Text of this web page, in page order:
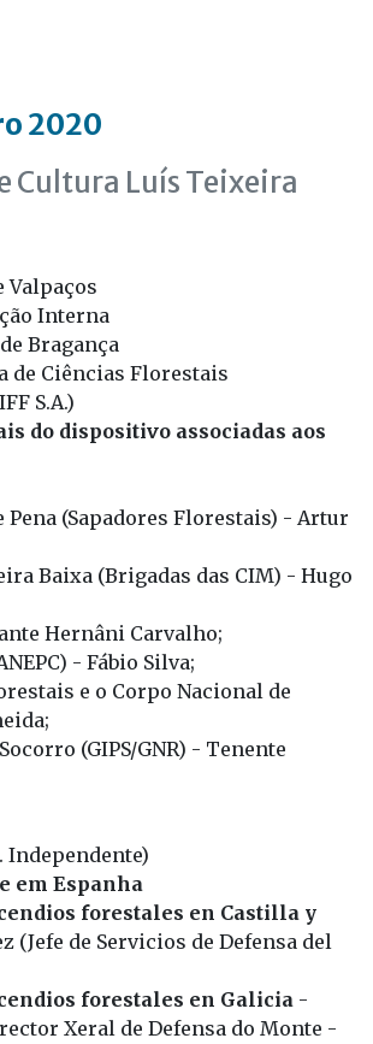
2020
Cultura Luís Teixeira
Valpaços
Interna
Bragança
de Ciências Florestais
S.A.)
do dispositivo associadas aos
Pena (Sapadores Florestais) - Artur
Baixa (Brigadas das CIM) - Hugo
Hernâni Carvalho;
- Fábio Silva;
e o Corpo Nacional de
(GIPS/GNR) - Tenente
Independente)
em Espanha
forestales en Castilla y
(Jefe de Servicios de Defensa del
forestales en Galicia -
Xeral de Defensa do Monte -